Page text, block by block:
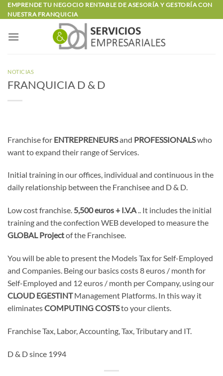
Saltar
al
EMPRENDE TU NEGOCIO RENTABLE DE ASESORÍA Y GESTORÍA CON
NUESTRA FRANQUICIA
NOTICIAS
FRANQUICIA D & D
Franchise for ENTREPRENEURSand PROFESSIONALSwho
want to expand their range of Services.
Initial training in our offices, individual and continuous in the
daily relationship between the Franchisee and D & D.
Low cost franchise. 5,500 euros + I.V.A.. It includes the initial
training and the confection WEB developed to measure the
GLOBAL Projectof the Franchisee.
You will be able to present the Models Tax for Self-Employed
and Companies. Being our basics costs 8 euros / month for
Self-Employed and 12 euros / month per Company, using our
CLOUD EGESTINTManagement Platforms. In this way it
eliminatesCOMPUTING COSTSto your clients.
Franchise Tax, Labor, Accounting, Tax, Tributary and IT.
D & D since 1994